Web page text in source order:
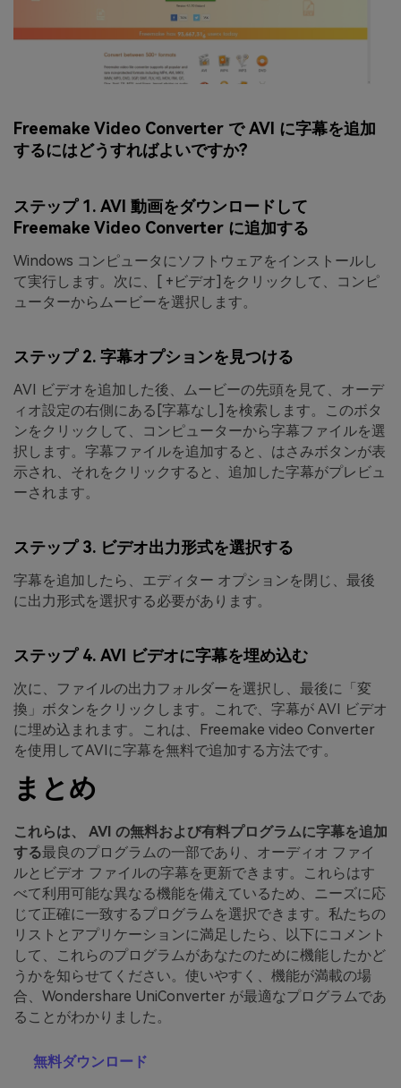
Freemake Video Converter で AVI に字幕を追加
するにはどうすればよいですか?
ステップ 1. AVI 動画をダウンロードして
Freemake Video Converter に追加する
Windows コンピュータにソフトウェアをインストールし
て実行します。次に、[ +ビデオ] をクリックして、コンピ
ューターからムービーを選択します。
ステップ 2. 字幕オプションを見つける
AVI ビデオを追加した後、ムービーの先頭を見て、オーデ
ィオ設定の右側にある [字幕なし]を検索します。
このボタ
ンをクリックして、コンピューターから字幕ファイルを選
択します。字幕ファイルを追加すると、はさみボタンが表
示され、それをクリックすると、追加した字幕がプレビュ
ーされます。
ステップ 3. ビデオ出力形式を選択する
字幕を追加したら、エディター オプションを閉じ、最後
に出力形式を選択する必要があります。
ステップ 4. AVI ビデオに字幕を埋め込む
次に、ファイルの出力フォルダーを選択し、最後に 「変
換」 ボタンをクリックします。これで、字幕が AVI ビデオ
に埋め込まれます。これは、Freemake video Converter
を使用してAVIに字幕を無料で追加する方法です。
まとめ
これらは、 AVI の無料および有料プログラムに字幕を追加
する最良のプログラムの一部であり、オーディオ ファイ
ルとビデオ ファイルの字幕を更新できます。これらはす
べて利用可能な異なる機能を備えているため、ニーズに応
じて正確に一致するプログラムを選択できます。私たちの
リストとアプリケーションに満足したら、以下にコメント
して、これらのプログラムがあなたのために機能したかど
うかを知らせてください。使いやすく、機能が満載の場
合、Wondershare UniConverter が最適なプログラムであ
ることがわかりました。
無料ダウンロード